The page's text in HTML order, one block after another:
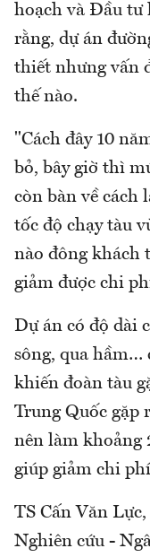
hoạch và Đầu tư
rằng, dự án
thiết nhưng vấn
thế nào.
"Cách đây 10
bỏ, bây giờ thì
còn bàn về cách
tốc độ chạy tàu
nào đông khách
giảm được chi
Dự án có độ dài
sông, qua hầm…
khiến đoàn tàu
Trung Quốc gặp
nên làm khoảng
giúp giảm chi
TS Cấn Văn
Nghiên cứu -